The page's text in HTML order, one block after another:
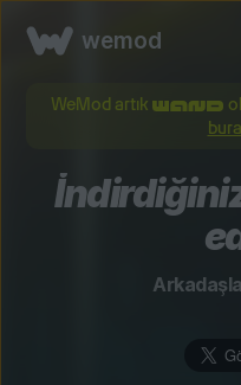
wemod
WeMod artık